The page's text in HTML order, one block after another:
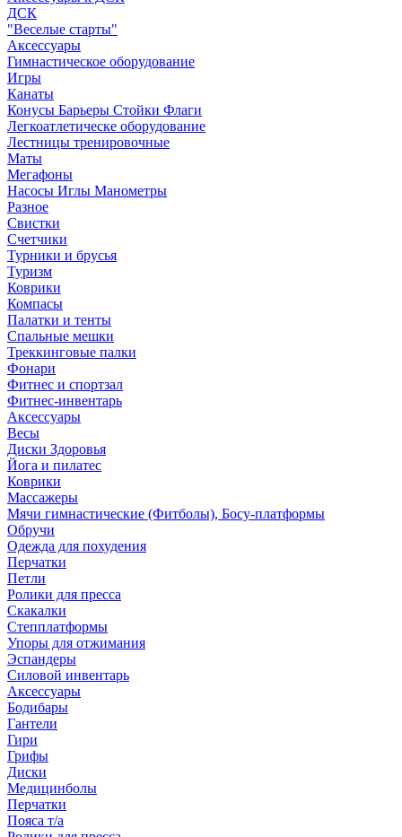
ДСК
"Веселые старты"
Аксессуары
Гимнастическое оборудование
Игры
Канаты
Конусы Барьеры Стойки Флаги
Легкоатлетическе оборудование
Лестницы тренировочные
Маты
Мегафоны
Насосы Иглы Манометры
Разное
Свистки
Счетчики
Турники и брусья
Туризм
Коврики
Компасы
Палатки и тенты
Спальные мешки
Треккинговые палки
Фонари
Фитнес и спортзал
Фитнес-инвентарь
Аксессуары
Весы
Диски Здоровья
Йога и пилатес
Коврики
Массажеры
Мячи гимнастические (Фитболы), Босу-платформы
Обручи
Одежда для похудения
Перчатки
Петли
Ролики для пресса
Скакалки
Степплатформы
Упоры для отжимания
Эспандеры
Силовой инвентарь
Аксессуары
Бодибары
Гантели
Гири
Грифы
Диски
Медицинболы
Перчатки
Пояса т/а